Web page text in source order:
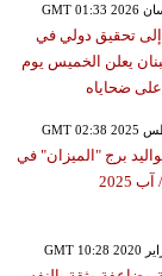
إلى تحقيق دولي في
يعلن الخميس يوم
ضحاياه
برج "الميزان" في